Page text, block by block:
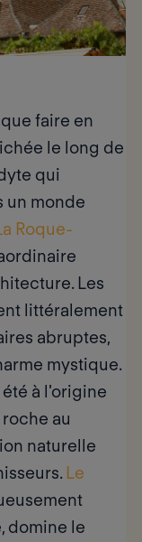
que faire en
le long de
qui
un monde
Roque-
Les
littéralement
abruptes,
mystique.
à l'origine
au
naturelle
Le
domine le